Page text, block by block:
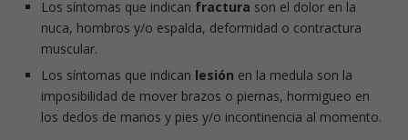
Los síntomas que indican fractura son el dolor en la
nuca, hombros y/o espalda, deformidad o contractura
muscular.
Los síntomas que indican lesión en la medula son la
imposibilidad de mover brazos o piernas, hormigueo en
los dedos de manos y pies y/o incontinencia al momento.